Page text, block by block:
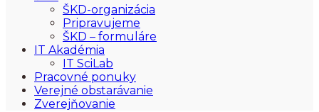
ŠKD-organizácia
Pripravujeme
ŠKD – formuláre
IT Akadémia
IT SciLab
Pracovné ponuky
Verejné obstarávanie
Zverejňovanie